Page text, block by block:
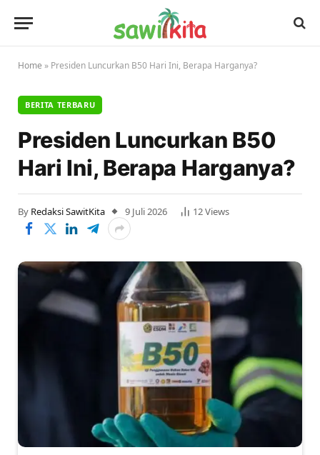
Home » Presiden Luncurkan B50 Hari Ini, Berapa Harganya?
BERITA TERBARU
Presiden Luncurkan B50
Hari Ini, Berapa Harganya?
By Redaksi SawitKita 9 Juli 2026 12Views